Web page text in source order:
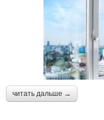
читать дальше →